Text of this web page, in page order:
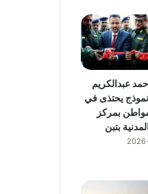
عبدالكريم
نموذج يحتذى في
بمركز
بتبن